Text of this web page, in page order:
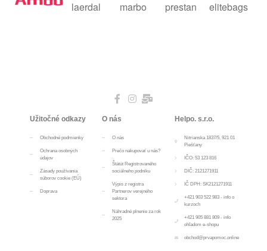
Užitočné odkazy
Obchodné podmienky
Ochrana osobných
údajov
Zásady používania
súborov cookie (EÚ)
Doprava
O nás
O nás
Prečo nakupovať u nás?
Štátút Registrovaného
sociálneho podniku
Výpis z registra
Partnerov verejného
sektora
Náhradné plnenie za rok
2025
Helpo. s.r.o.
Nitrianska 1837/5, 921 01
Piešťany
IČO: 53 123 816
DIČ: 2121271911
IČ DPH: SK2121271911
+421 903 522 983 - info o
kurzoch
+421 905 881 809 - info
ohľadom e-shopu
obchod@prvapomoc.online